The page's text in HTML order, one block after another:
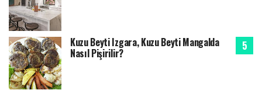
Kuzu Beyti Izgara, Kuzu Beyti Mangalda
Nasıl Pişirilir?